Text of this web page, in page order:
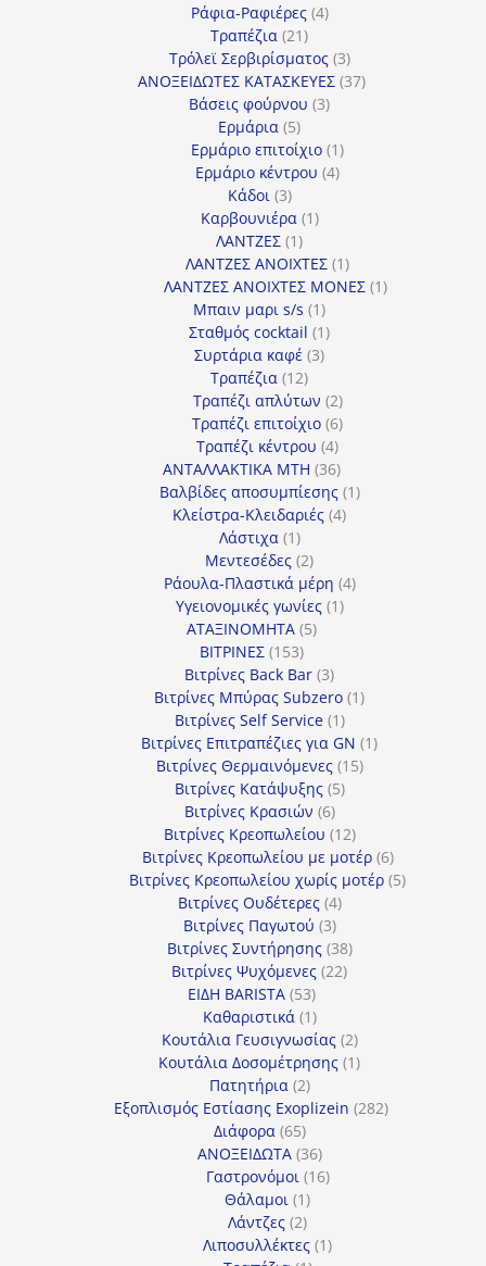
προϊόν
Ράφια-Ραφιέρες 44
Τραπέζια 2121
προϊόντα
Τρόλεϊ Σερβιρίσματος 33
προϊόντα
ΑΝΟΞΕΙΔΩΤΕΣ ΚΑΤΑΣΚΕΥΕΣ 3737
Βάσεις φούρνου 33
Ερμάρια 55
προϊόντα
Ερμάριο επιτοίχιο 11
προϊόν
Ερμάριο κέντρου 44
Κάδοι 33
προϊόντα
Καρβουνιέρα 11
ΛΑΝΤΖΕΣ 11
προϊόν
ΛΑΝΤΖΕΣ ΑΝΟΙΧΤΕΣ 11
προϊόν
ΛΑΝΤΖΕΣ ΑΝΟΙΧΤΕΣ ΜΟΝΕΣ 11
Μπαιν μαρι s/s 11
προϊόν
Σταθμός cocktail 11
Συρτάρια καφέ 33
Τραπέζια 1212
προϊόντα
Τραπέζι απλύτων 22
προϊόντα
Τραπέζι επιτοίχιο 66
προϊόντα
Τραπέζι κέντρου 44
προϊόντα
ΑΝΤΑΛΛΑΚΤΙΚΑ MTH 3636
προϊόντα
Βαλβίδες αποσυμπίεσης 11
Κλείστρα-Κλειδαριές 44
Λάστιχα 11
προϊόν
Μεντεσέδες 22
προϊόντα
Ράουλα-Πλαστικά μέρη 44
Υγειονομικές γωνίες 11
ΑΤΑΞΙΝΟΜΗΤΑ 55
ΒΙΤΡΙΝΕΣ 153153
προϊόντα
Βιτρίνες Back Bar 33
προϊόντα
Βιτρίνες Mπύρας Subzero 11
Βιτρίνες Self Service 11
προϊόν
Βιτρίνες Επιτραπέζιες για GN 11
Βιτρίνες Θερμαινόμενες 1515
Βιτρίνες Κατάψυξης 55
Βιτρίνες Κρασιών 66
προϊόντα
Βιτρίνες Κρεοπωλείου 1212
προϊόντα
Βιτρίνες Κρεοπωλείου με μοτέρ 66
προϊόντα
Βιτρίνες Κρεοπωλείου χωρίς μοτέρ 55
Βιτρίνες Ουδέτερες 44
προϊόντα
Βιτρίνες Παγωτού 33
προϊόντα
Βιτρίνες Συντήρησης 3838
προϊόντα
Βιτρίνες Ψυχόμενες 2222
ΕΙΔΗ BARISTA 5353
προϊόντα
Καθαριστικά 11
προϊόν
Κουτάλια Γευσιγνωσίας 22
προϊόντα
Κουτάλια Δοσομέτρησης 11
Πατητήρια 22
προϊόντα
Εξοπλισμός Εστίασης Exoplizein 282282
Διάφορα 6565
προϊόντα
ΑΝΟΞΕΙΔΩΤΑ 3636
προϊόντα
Γαστρονόμοι 1616
Θάλαμοι 11
προϊόν
Λάντζες 22
προϊόντα
Λιποσυλλέκτες 11